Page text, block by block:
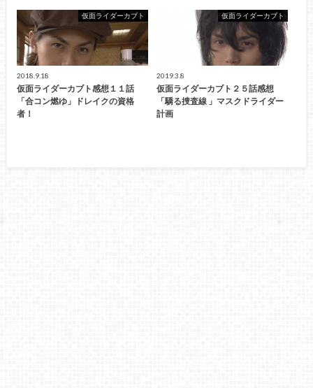
仮面ライダーカブト
2018.9.18
仮面ライダーカブト感想１１話
「合コン燃ゆ」ドレイクの資格
者！
仮面ライダーカブト
2019.3.8
仮面ライダーカブト２５話感想
「驕る捜査線 」マスクドライダー
計画